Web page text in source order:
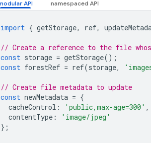
import { getStorage, ref,
// Create a reference to the file
const storage = getStorage();
const forestRef = ref(storage,
// Create file metadata to update
const newMetadata = {
cacheControl : 'public,max-age=300' ,
contentType :
'image/jpeg'
};